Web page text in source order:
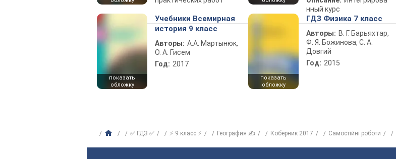
нный курс
показать
обложку
Учебники Всемирная
история 9 класс
Авторы: А.А. Мартынюк,
О. А. Гисем
Год: 2017
показать
обложку
ГДЗ Физика 7 класс
Авторы: В. Г. Барьяхтар,
Ф. Я. Божинова, С. А.
Довгий
Год: 2015
✅ ГДЗ ✅ ⚡ 9 класс ⚡ География ✍ Коберник 2017 Самостійні роботи